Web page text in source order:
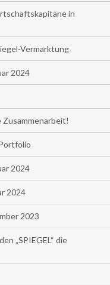
in
Vermarktung
2024
2024
2024
2023
„SPIEGEL“ die